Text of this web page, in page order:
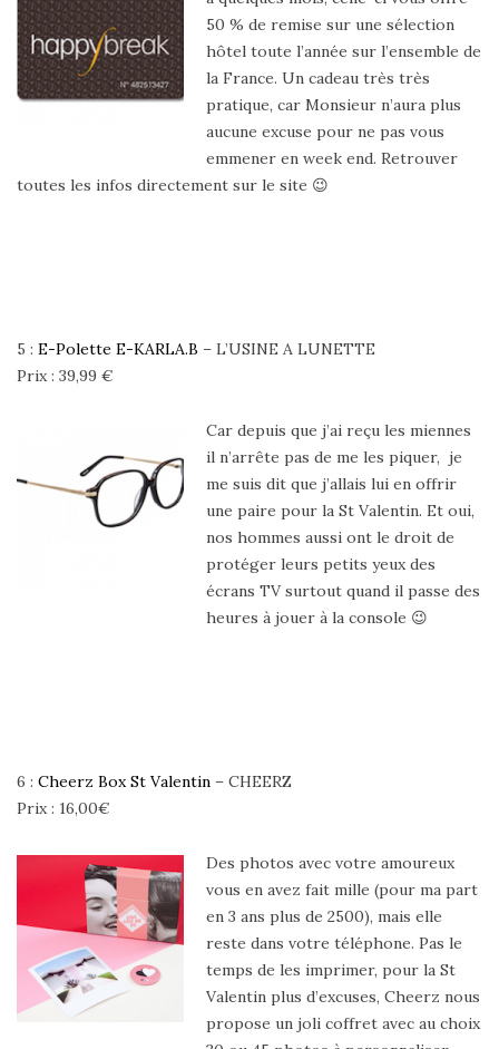
50 % de remise sur une sélection
hôtel toute l’année sur l’ensemble de
la France. Un cadeau très très
pratique, car Monsieur n’aura plus
aucune excuse pour ne pas vous
emmener en week end. Retrouver
toutes les infos directement sur le site 😉
5 : E-Polette E-KARLA.B – L’USINE A LUNETTE
Prix : 39,99 €
Car depuis que j’ai reçu les miennes
il n’arrête pas de me les piquer, je
me suis dit que j’allais lui en offrir
une paire pour la St Valentin. Et oui,
nos hommes aussi ont le droit de
protéger leurs petits yeux des
écrans TV surtout quand il passe des
heures à jouer à la console 😉
6 : Cheerz Box St Valentin – CHEERZ
Prix : 16,00€
Des photos avec votre amoureux
vous en avez fait mille (pour ma part
en 3 ans plus de 2500), mais elle
reste dans votre téléphone. Pas le
temps de les imprimer, pour la St
Valentin plus d’excuses, Cheerz nous
propose un joli coffret avec au choix